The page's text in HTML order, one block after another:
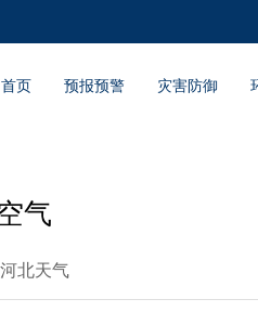
首页 预报预警 灾害防御
气
河北天气